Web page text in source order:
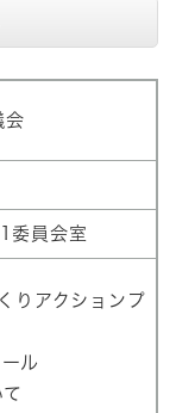
議会
委員会室
りアクションプ
ル